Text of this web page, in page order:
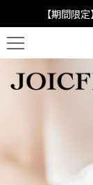
【期間限